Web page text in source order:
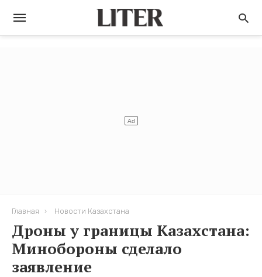
Главная Новости Казахстана
Дроны у границы Казахстана:
Минобороны сделало
заявление